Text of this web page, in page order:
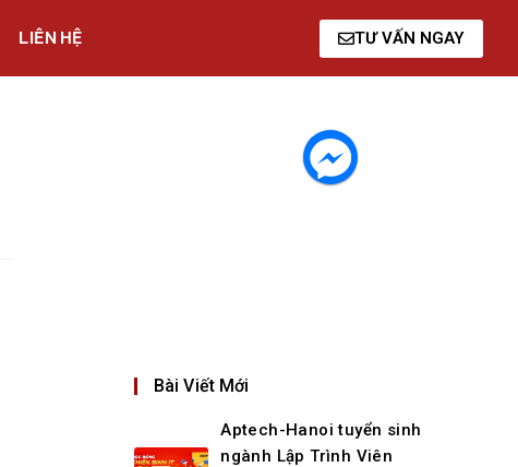
LIÊN HỆ TƯ VẤN NGAY
Bài Viết Mới
Aptech-Hanoi tuyển sinh
ngành Lập Trình Viên